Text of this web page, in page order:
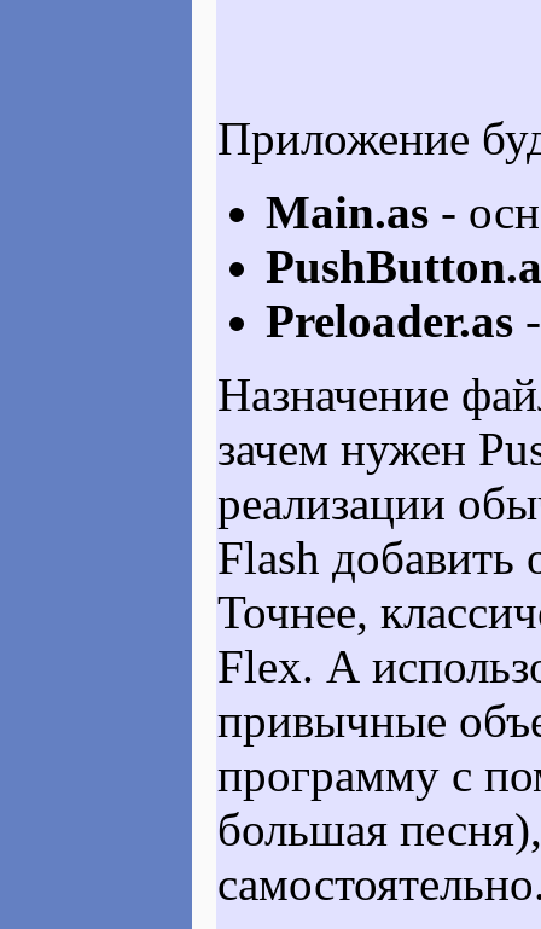
Приложение
Main.as -
Preloader.as
Назначение
зачем нужен
реализации
Flash
Точнее,
Flex. А
привычные
программу с
большая